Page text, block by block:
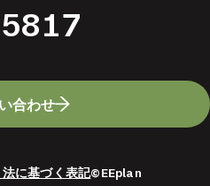
合わせ
に基づく表記©EEplan